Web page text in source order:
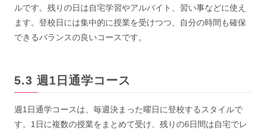
ルです。残りの日は自宅学習やアルバイト、習い事などに使え
ます。登校日には集中的に授業を受けつつ、自分の時間も確保
できるバランスの良いコースです。
週1日通学コース
週1日通学コースは、毎週決まった曜日に登校するスタイルで
す。1日に複数の授業をまとめて受け、残りの6日間は自宅でレ